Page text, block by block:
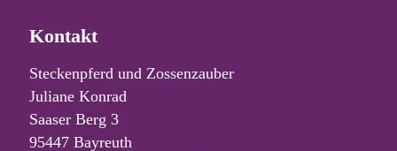
Kontakt
Steckenpferd und Zossenzauber
Juliane Konrad
Saaser Berg 3
95447 Bayreuth